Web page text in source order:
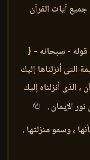
آيات القرآن
قوله - سبحانه - {
التى أنزلناها إليك
الذى أنزلناه إليك
الإيمان .
، وسمو منزلتها .